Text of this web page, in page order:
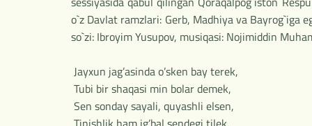
o`z Davlat ramzlari: Gerb, Madhiya va Bayrog`iga
so`zi: Ibroyim Yusupov, musiqasi: Nojimiddin
Jayxun jag’asinda o’sken bay terek,
Tubi bir shaqasi min bolar demek,
Sen sonday sayali, quyashli elsen,